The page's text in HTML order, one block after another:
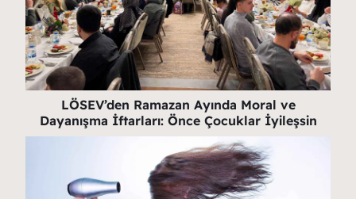
LÖSEV’den Ramazan Ayında Moral ve
Dayanışma İftarları: Önce Çocuklar İyileşsin